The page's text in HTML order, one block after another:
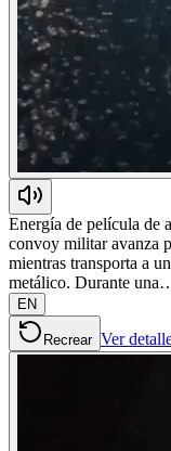
Energía de película de
convoy militar avanza
mientras transporta a
metálico. Durante
EN
Recrear Ver